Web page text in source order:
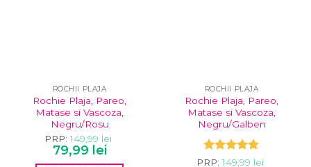
ROCHII PLAJA
Rochie Plaja, Pareo,
Matase si Vascoza,
Negru/Rosu
PRP: 149,99 lei
Prețul
inițial
79,99 leiPrețul
curent
ROCHII PLAJA
Rochie Plaja, Pareo,
Matase si Vascoza,
Negru/Galben
Evaluat la
PRP: 149,99 lei